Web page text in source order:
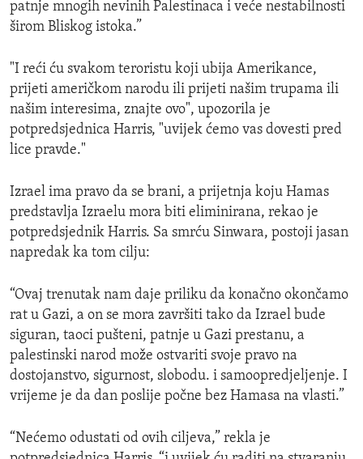
patnje mnogih nevinih Palestinaca i veće nestabilnosti
širom Bliskog istoka.”
"I reći ću svakom teroristu koji ubija Amerikance,
prijeti američkom narodu ili prijeti našim trupama ili
našim interesima, znajte ovo", upozorila je
potpredsjednica Harris, "uvijek ćemo vas dovesti pred
lice pravde."
Izrael ima pravo da se brani, a prijetnja koju Hamas
predstavlja Izraelu mora biti eliminirana, rekao je
potpredsjednik Harris. Sa smrću Sinwara, postoji jasan
napredak ka tom cilju:
“Ovaj trenutak nam daje priliku da konačno okončamo
rat u Gazi, a on se mora završiti tako da Izrael bude
siguran, taoci pušteni, patnje u Gazi prestanu, a
palestinski narod može ostvariti svoje pravo na
dostojanstvo, sigurnost, slobodu. i samoopredjeljenje. I
vrijeme je da dan poslije počne bez Hamasa na vlasti.”
“Nećemo odustati od ovih ciljeva,” rekla je